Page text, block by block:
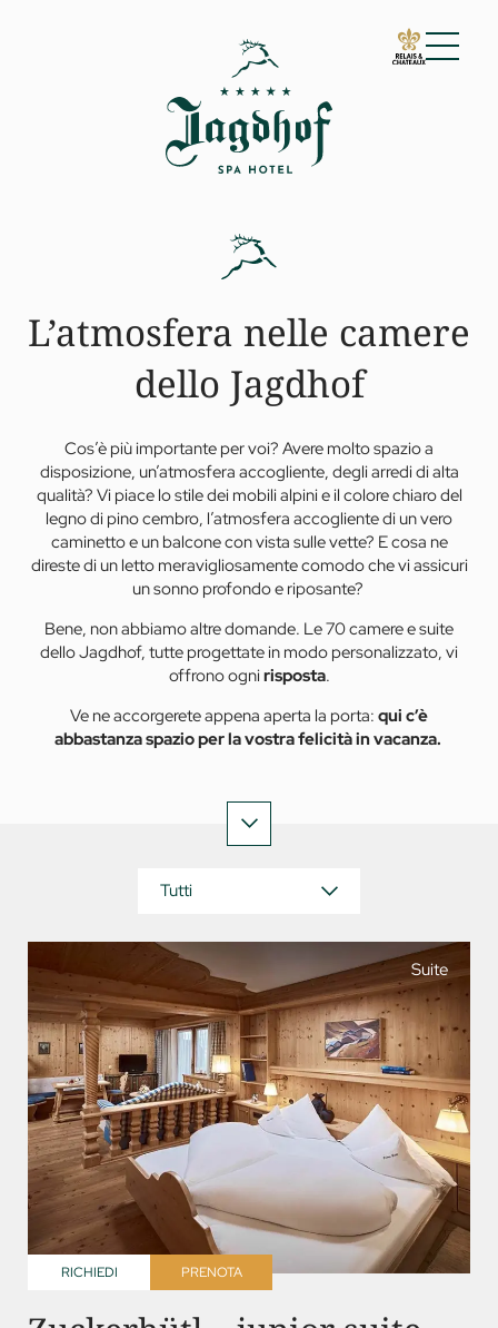
01 Lo Jagdhof
02 Camere e suite
Incentive & Meeting
03 Cuisine
04 Spa e fitness
05 Offerte
07 Eventi
L’atmosfera nelle camere
dello Jagdhof
Cos’è più importante per voi? Avere molto spazio a
disposizione, un’atmosfera accogliente, degli arredi di alta
qualità? Vi piace lo stile dei mobili alpini e il colore chiaro del
legno di pino cembro, l’atmosfera accogliente di un vero
caminetto e un balcone con vista sulle vette? E cosa ne
direste di un letto meravigliosamente comodo che vi assicuri
un sonno profondo e riposante?
Bene, non abbiamo altre domande. Le 70 camere e suite
dello Jagdhof, tutte progettate in modo personalizzato, vi
offrono ognirisposta.
Ve ne accorgerete appena aperta la porta: qui c’è
abbastanza spazio per la vostra felicità in vacanza.
Tutti
Suite
PRENOTA
RICHIEDI